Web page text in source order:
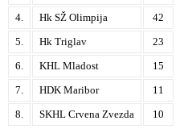
4.
Hk SŽ Olimpija
42
5.
Hk Triglav
23
6.
KHL Mladost
15
7.
HDK Maribor
11
8.
SKHL Crvena Zvezda 10